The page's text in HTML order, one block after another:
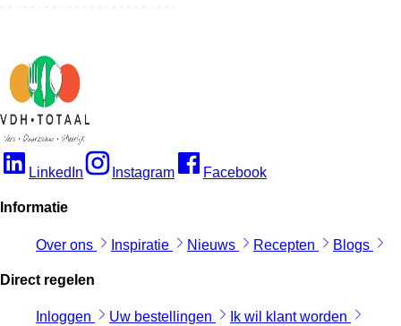
LinkedIn Instagram Facebook
Informatie
Over ons Inspiratie Nieuws Recepten Blogs
Direct regelen
Inloggen Uw bestellingen
Ik wil klant worden